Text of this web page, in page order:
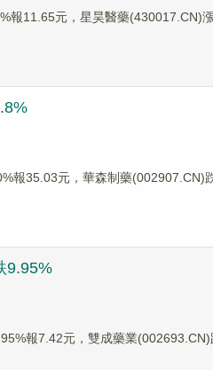
報11.65元，星昊醫藥(430017.CN)
報35.03元，華森制藥(002907.CN)
9.95%
報7.42元，雙成藥業